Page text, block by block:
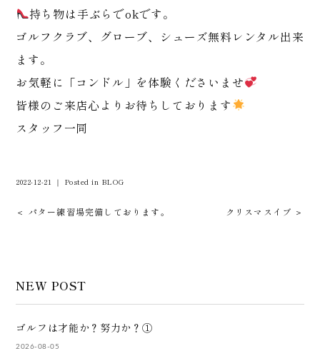
持ち物は手ぶらでokです。
ゴルフクラブ、グローブ、シューズ無料レンタル出来
ます。
お気軽に「コンドル」を体験くださいませ
皆様のご来店心よりお待ちしております
スタッフ一同
2022-12-21 ｜ Posted in BLOG
＜ パター練習場完備しております。 クリスマスイブ ＞
NEW POST
ゴルフは才能か？努力か？①
2026-08-05